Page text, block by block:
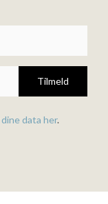
Tilmeld
dine data her.